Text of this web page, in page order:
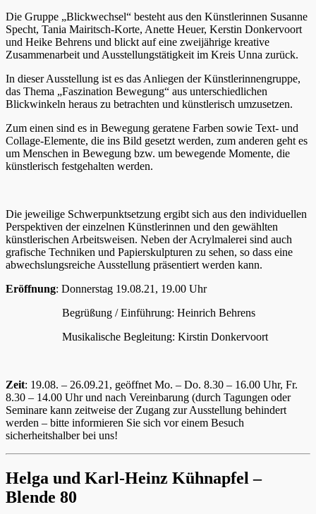
Die Gruppe „Blickwechsel“ besteht aus den Künstlerinnen Susanne
Specht, Tania Mairitsch-Korte, Anette Heuer, Kerstin Donkervoort
und Heike Behrens und blickt auf eine zweijährige kreative
Zusammenarbeit und Ausstellungstätigkeit im Kreis Unna zurück.
In dieser Ausstellung ist es das Anliegen der Künstlerinnengruppe,
das Thema „Faszination Bewegung“ aus unterschiedlichen
Blickwinkeln heraus zu betrachten und künstlerisch umzusetzen.
Zum einen sind es in Bewegung geratene Farben sowie Text- und
Collage-Elemente, die ins Bild gesetzt werden, zum anderen geht es
um Menschen in Bewegung bzw. um bewegende Momente, die
künstlerisch festgehalten werden.
Die jeweilige Schwerpunktsetzung ergibt sich aus den individuellen
Perspektiven der einzelnen Künstlerinnen und den gewählten
künstlerischen Arbeitsweisen. Neben der Acrylmalerei sind auch
grafische Techniken und Papierskulpturen zu sehen, so dass eine
abwechslungsreiche Ausstellung präsentiert werden kann.
Eröffnung: Donnerstag 19.08.21, 19.00 Uhr
Begrüßung / Einführung: Heinrich Behrens
Musikalische Begleitung: Kirstin Donkervoort
Zeit: 19.08. – 26.09.21, geöffnet Mo. – Do. 8.30 – 16.00 Uhr, Fr.
8.30 – 14.00 Uhr und nach Vereinbarung (durch Tagungen oder
Seminare kann zeitweise der Zugang zur Ausstellung behindert
werden – bitte informieren Sie sich vor einem Besuch
sicherheitshalber bei uns!
Helga und Karl-Heinz Kühnapfel –
Blende 80